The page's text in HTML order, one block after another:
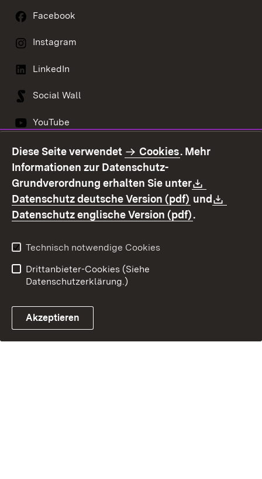
Facebook
Instagram
LinkedIn
Social Wall
YouTube
Kontakt
Datenschutz
Erklärung zur
Barrierefreiheit
Impressum
Diese Seite verwendet Cookies. Mehr
Informationen zur Datenschutz-
Grundverordnung erhalten Sie unter
Datenschutz deutsche Version (pdf) (Öffnet in
und
Datenschutz englische Version (pdf).
Technisch notwendige Cookies
Drittanbieter-Cookies (Siehe
Datenschutzerklärung.)
Akzeptieren